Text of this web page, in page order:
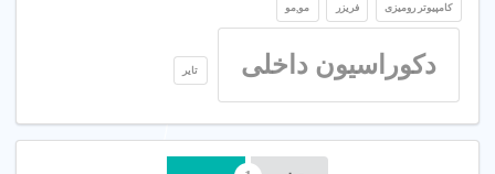
کامپیوتر رومیزی فریزر مو,مو
دکوراسیون داخلی تایر